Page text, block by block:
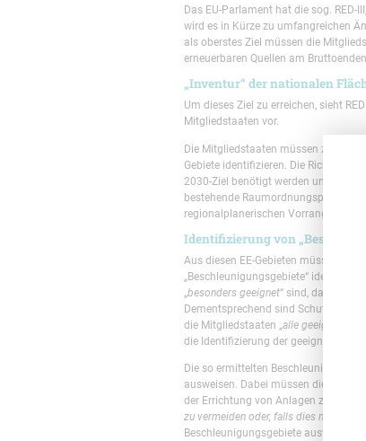
Das EU-Parlament hat die sog. RED-
wird es in Kürze zu umfangreichen
als oberstes Ziel müssen die
erneuerbaren Quellen am
„Inventur“ der nationalen
Um dieses Ziel zu erreichen, sieht
Mitgliedstaaten vor.
Die Mitgliedstaaten müssen
Gebiete identifizieren. Die Richtlinie
2030-Ziel benötigt werden und
bestehende Raumordnungspläne zu
regionalplanerischen
Identifizierung von
Aus diesen EE-Gebieten müssen die
„Beschleunigungsgebiete“
„besonders geeignet“ sind, da dort die
Dementsprechend sind
die Mitgliedstaaten „alle geeigneten
die Identifizierung der geeigneten
Die so ermittelten
ausweisen. Dabei müssen die
der Errichtung von Anlagen zur
zu vermeiden oder, falls dies nicht
Beschleunigungsgebiete ausweisen